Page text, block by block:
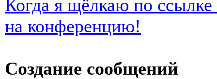
Когда я щёлкаю по
на конференцию!
Создание сообщений